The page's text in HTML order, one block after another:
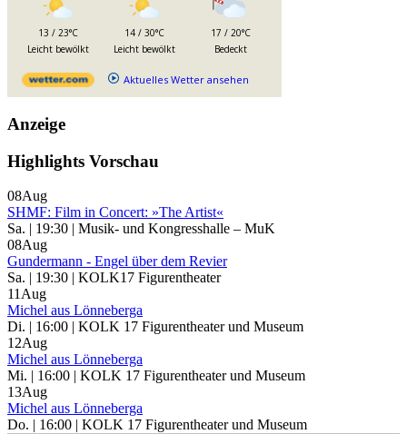
13 / 23°C
Leicht bewölkt
14 / 30°C
Leicht bewölkt
17 / 20°C
Bedeckt
Aktuelles Wetter ansehen
Anzeige
Highlights Vorschau
08Aug
SHMF: Film in Concert: »The Artist«
Sa. | 19:30 | Musik- und Kongresshalle – MuK
08Aug
Gundermann - Engel über dem Revier
Sa. | 19:30 | KOLK17 Figurentheater
11Aug
Michel aus Lönneberga
Di. | 16:00 | KOLK 17 Figurentheater und Museum
12Aug
Michel aus Lönneberga
Mi. | 16:00 | KOLK 17 Figurentheater und Museum
13Aug
Michel aus Lönneberga
Do. | 16:00 | KOLK 17 Figurentheater und Museum